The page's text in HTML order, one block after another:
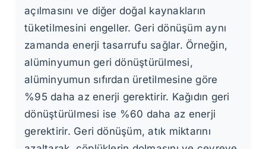
açılmasını ve diğer doğal kaynakların
tüketilmesini engeller. Geri dönüşüm aynı
zamanda enerji tasarrufu sağlar. Örneğin,
alüminyumun geri dönüştürülmesi,
alüminyumun sıfırdan üretilmesine göre
%95 daha az enerji gerektirir. Kağıdın geri
dönüştürülmesi ise %60 daha az enerji
gerektirir. Geri dönüşüm, atık miktarını